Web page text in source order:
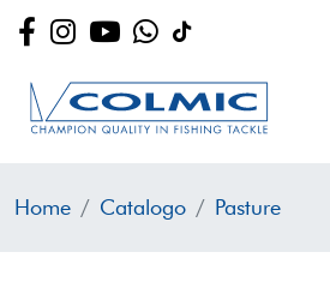
Home Catalogo Pasture